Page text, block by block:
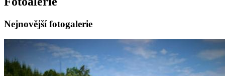
Nejnovější fotogalerie